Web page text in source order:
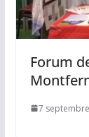
Forum
7